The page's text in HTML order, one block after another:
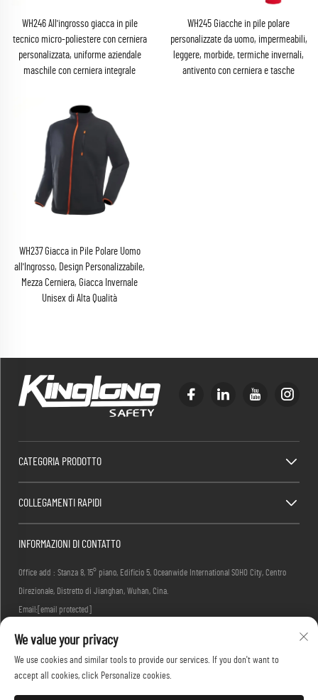
WH246 All'ingrosso giacca in pile
tecnico micro-poliestere con cerniera
personalizzata, uniforme aziendale
maschile con cerniera integrale
WH245 Giacche in pile polare
personalizzate da uomo, impermeabili,
leggere, morbide, termiche invernali,
antivento con cerniera e tasche
WH237 Giacca in Pile Polare Uomo
all'Ingrosso, Design Personalizzabile,
Mezza Cerniera, Giacca Invernale
Unisex di Alta Qualità
CATEGORIA PRODOTTO
COLLEGAMENTI RAPIDI
INFORMAZIONI DI CONTATTO
Office add : Stanza 8, 15° piano, Edificio 5, Oceanwide International SOHO City, Centro
Direzionale, Distretto di Jianghan, Wuhan, Cina.
Email: [email protected]
We value your privacy
We use cookies and similar tools to provide our services. If you don't want to
accept all cookies, click Personalize cookies.